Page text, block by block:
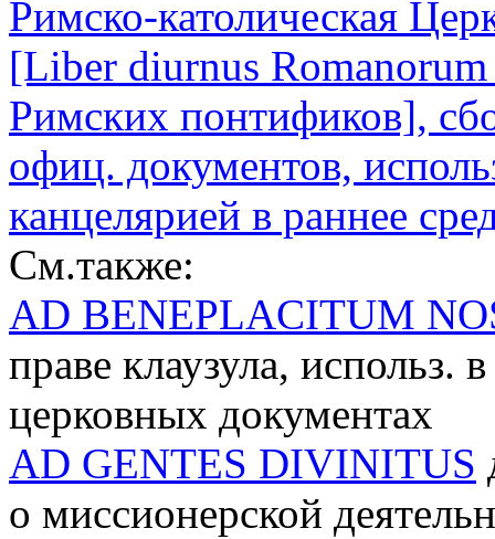
Римско-католическая
[Liber diurnus
Римских понтификов],
офиц. документов,
канцелярией в раннее
См.также:
AD BENEPLACITUM
праве клаузула, использ.
церковных документах
AD GENTES DIVINITUS
о миссионерской